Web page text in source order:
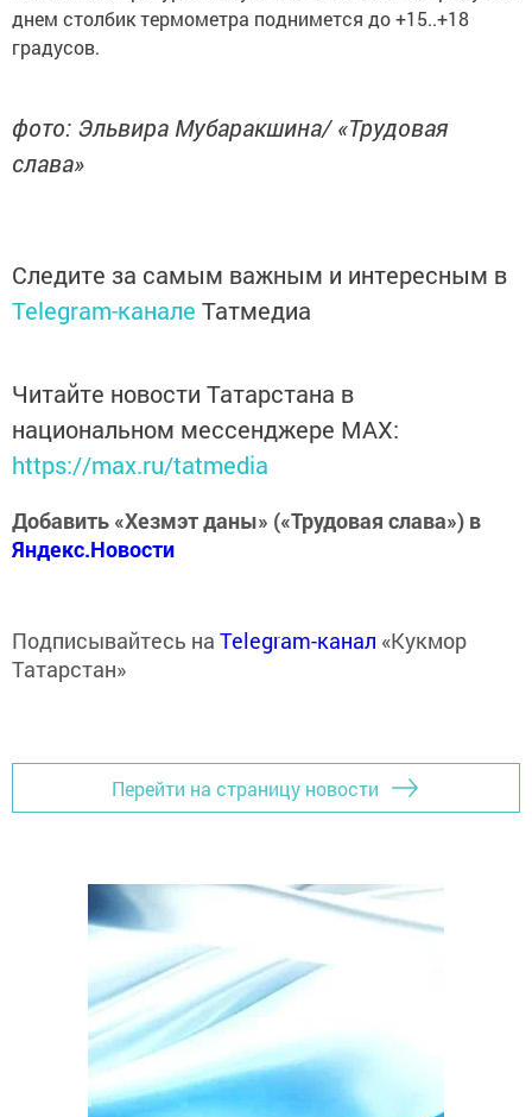
днем столбик термометра поднимется до +15..+18
градусов.
фото: Эльвира Мубаракшина/ «Трудовая
слава»
Следите за самым важным и интересным в
Telegram-канале Татмедиа
Читайте новости Татарстана в
национальном мессенджере MАХ:
https://max.ru/tatmedia
Добавить «Хезмэт даны» («Трудовая слава») в
Яндекс.Новости
Подписывайтесь на Telegram-канал «Кукмор
Татарстан»
Перейти на страницу новости